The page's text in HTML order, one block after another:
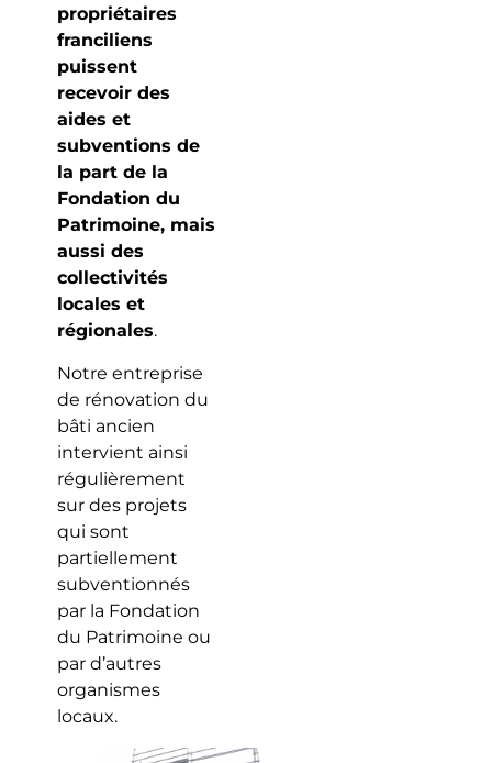
propriétaires
franciliens
puissent
recevoir des
aides et
subventions de
la part de la
Fondation du
Patrimoine, mais
aussi des
collectivités
locales et
régionales.
Notre entreprise
de rénovation du
bâti ancien
intervient ainsi
régulièrement
sur des projets
qui sont
partiellement
subventionnés
par la Fondation
du Patrimoine ou
par d’autres
organismes
locaux.